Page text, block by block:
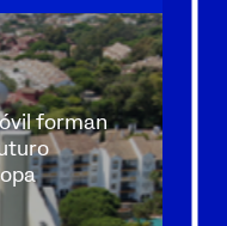
forman